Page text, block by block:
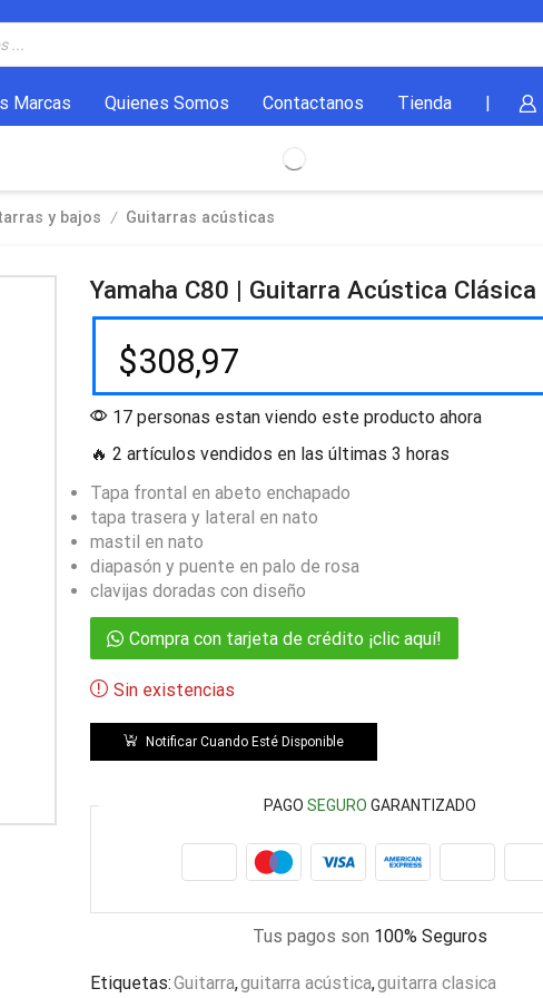
Marcas Quienes Somos Contactanos Tienda
y bajos / Guitarras acústicas
Yamaha C80 | Guitarra Acústica Clásica
$308,97
17 personas estan viendo este producto ahora
🔥 2 artículos vendidos en las últimas 3 horas
Tapa frontal en abeto enchapado
tapa trasera y lateral en nato
mastil en nato
diapasón y puente en palo de rosa
clavijas doradas con diseño
Compra con tarjeta de crédito ¡clic aquí!
Sin existencias
Notificar Cuando Esté Disponible
PAGOSEGURO GARANTIZADO
Tus pagos son 100% Seguros
Etiquetas:Guitarra,guitarra acústica,guitarra clasica